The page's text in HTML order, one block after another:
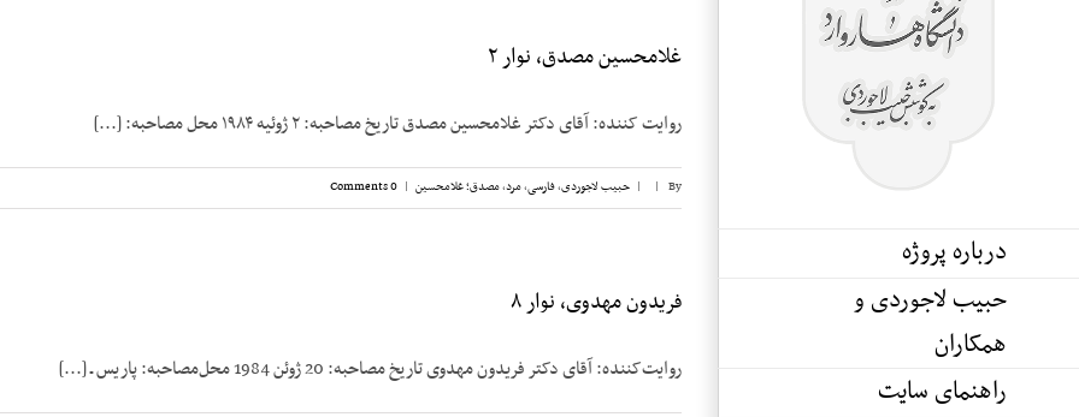
درباره پروژه
حبیب لاجوردی و
همکاران
راهنمای سایت
غلامحسین مصدق، نوار ۲
روایت کننده: آقای دکتر غلامحسین مصدق تاریخ مصاحبه: ۲ ژوئیه ۱۹۸۴ محل مصاحبه: [...]
By
|
| حبیب لاجوردی,فارسی,مرد,مصدق؛ غلامحسین |
0 Comments
فریدون مهدوی، نوار ۸
روایت‌کننده: آقای دکتر فریدون مهدوی تاریخ مصاحبه: 20 ژوئن 1984 محل‌مصاحبه: پاریس ـ [...]